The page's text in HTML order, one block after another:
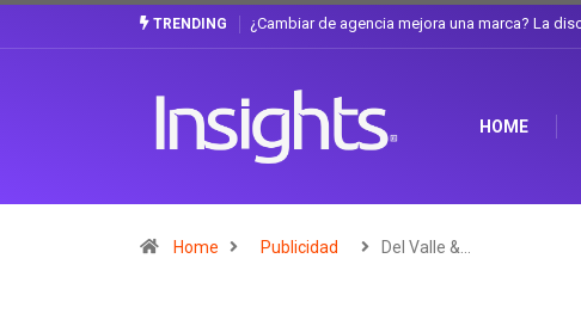
TRENDING Gabriela Herrera y el arte de cambiarse el
HOME
Home Publicidad Del Valle &…